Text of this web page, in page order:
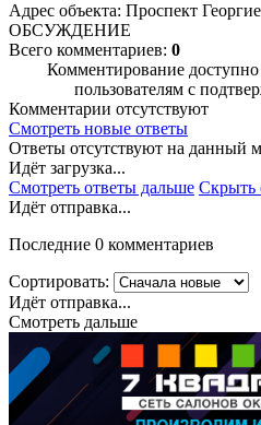
Адрес объекта: Проспект
ОБСУЖДЕНИЕ
Всего комментариев: 0
Комментирование
пользователям с
Комментарии отсутствуют
Смотреть новые ответы
Ответы отсутствуют на данный
Идёт загрузка...
Смотреть ответы дальше Скрыть
Идёт отправка...
Последние 0 комментариев
Сортировать:
Идёт отправка...
Смотреть дальше